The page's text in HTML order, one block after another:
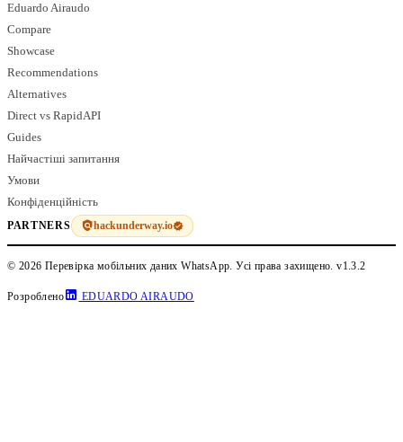
Eduardo Airaudo
Compare
Showcase
Recommendations
Alternatives
Direct vs RapidAPI
Guides
Найчастіші запитання
Умови
Конфіденційність
PARTNERS hackunderway.io
© 2026 Перевірка мобільних даних WhatsApp. Усі права захищено.v1.3.2
Розроблено EDUARDO AIRAUDO